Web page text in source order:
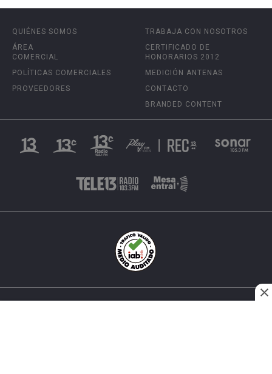
QUIÉNES SOMOS
ÁREA
COMERCIAL
POLÍTICAS COMERCIALES
PROVEEDORES
TRABAJA CON NOSOTROS
CERTIFICADO DE
HONORARIOS 2012
MEDICIÓN ANTENAS
CONTACTO
BRANDED CONTENT